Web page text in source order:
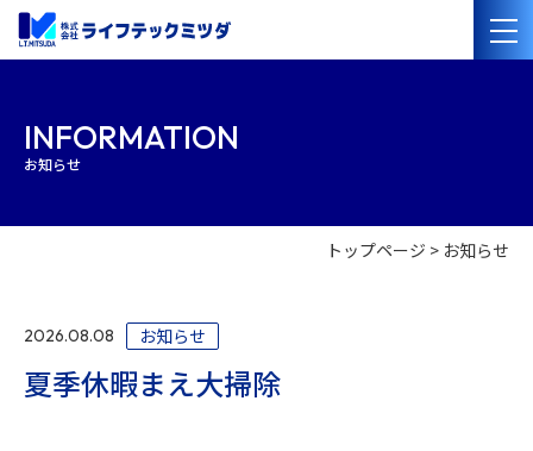
会社案内
経営理念
事業紹介
施工事例
INFORMATION
お知らせ
トップページ お知らせ
2026.08.08 お知らせ
夏季休暇まえ大掃除